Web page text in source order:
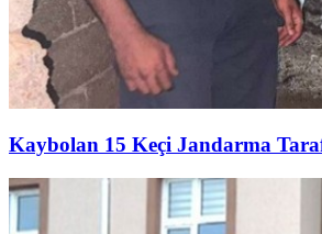
Kaybolan 15 Keçi Jandarma